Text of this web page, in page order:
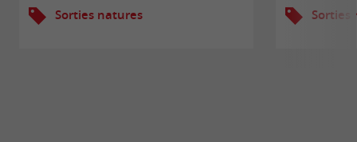
Sorties natures Sorties